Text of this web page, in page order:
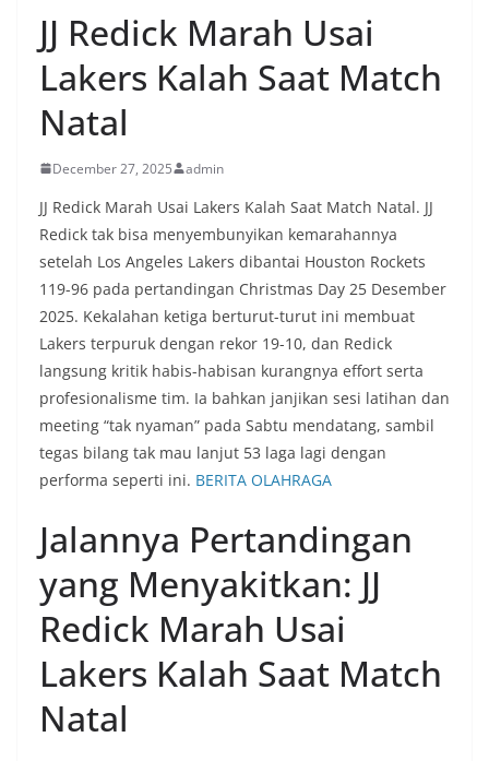
JJ Redick Marah Usai
Lakers Kalah Saat Match
Natal
December 27, 2025 admin
JJ Redick Marah Usai Lakers Kalah Saat Match Natal. JJ
Redick tak bisa menyembunyikan kemarahannya
setelah Los Angeles Lakers dibantai Houston Rockets
119-96 pada pertandingan Christmas Day 25 Desember
2025. Kekalahan ketiga berturut-turut ini membuat
Lakers terpuruk dengan rekor 19-10, dan Redick
langsung kritik habis-habisan kurangnya effort serta
profesionalisme tim. Ia bahkan janjikan sesi latihan dan
meeting “tak nyaman” pada Sabtu mendatang, sambil
tegas bilang tak mau lanjut 53 laga lagi dengan
performa seperti ini. BERITA OLAHRAGA
Jalannya Pertandingan
yang Menyakitkan: JJ
Redick Marah Usai
Lakers Kalah Saat Match
Natal